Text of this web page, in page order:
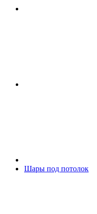
Шары под потолок